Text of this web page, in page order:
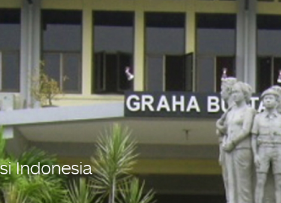
Indonesia